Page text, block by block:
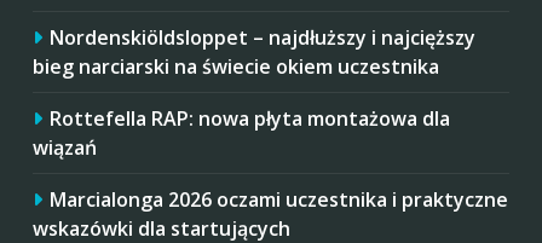
Nordenskiöldsloppet – najdłuższy i najcięższy
bieg narciarski na świecie okiem uczestnika
Rottefella RAP: nowa płyta montażowa dla
wiązań
Marcialonga 2026 oczami uczestnika i praktyczne
wskazówki dla startujących